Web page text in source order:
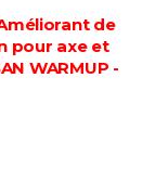
de
pour axe et
WARMUP -